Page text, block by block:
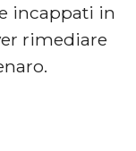
incappati in
rimediare